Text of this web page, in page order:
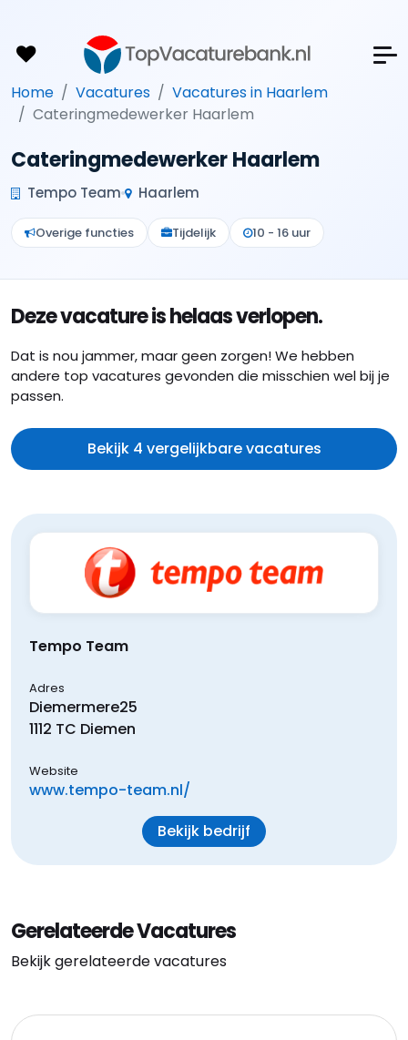
Home Vacatures
Vacatures in Haarlem
Cateringmedewerker Haarlem
Cateringmedewerker Haarlem
Tempo Team Haarlem
Overige functies Tijdelijk 10 - 16 uur
Deze vacature is helaas verlopen.
Dat is nou jammer, maar geen zorgen! We hebben
andere top vacatures gevonden die misschien wel bij je
passen.
Bekijk 4 vergelijkbare vacatures
Tempo Team
Adres
Diemermere25
1112 TC Diemen
Website
www.tempo-team.nl/
Bekijk bedrijf
Gerelateerde Vacatures
Bekijk gerelateerde vacatures